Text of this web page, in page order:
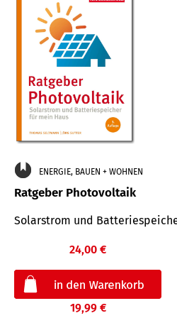
ENERGIE, BAUEN + WOHNEN
Ratgeber Photovoltaik
Solarstrom und
24,00 €
19,99 €